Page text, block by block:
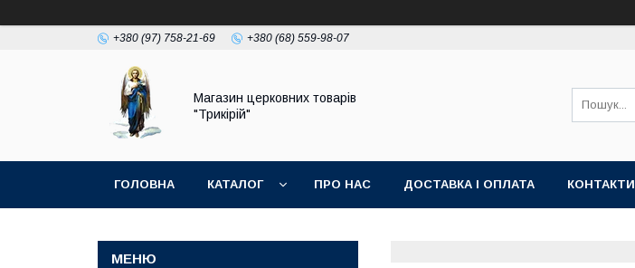
+380 (97) 758-21-69 +380 (68) 559-98-07
Магазин церковних товарів
"Трикірій"
ГОЛОВНА КАТАЛОГ ПРО НАС ДОСТАВКА І ОПЛАТА КОНТАКТИ